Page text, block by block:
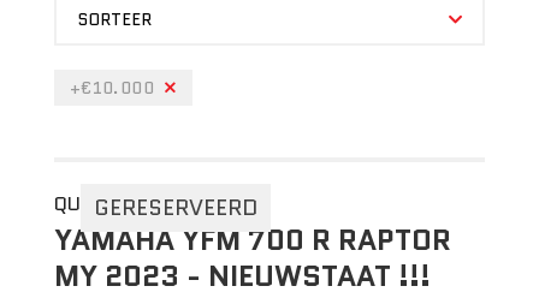
SORTEER
+€10.000
GERESERVEERD
QUAD 2DEHANDS
YAMAHA YFM 700 R RAPTOR
MY 2023 - NIEUWSTAAT !!!